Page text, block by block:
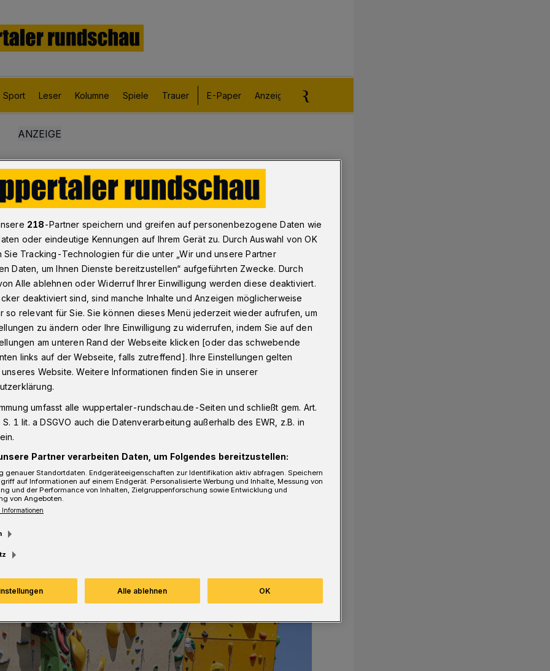
Sport Leser Kolumne Spiele Trauer E-Paper Anzeigen aufgeben
der „Wupperwände“ eingeweiht​
eingeweiht
1/22
218-Partner speichern und greifen auf personenbezogene Daten wie
oder eindeutige Kennungen auf Ihrem Gerät zu. Durch Auswahl von OK
Sie Tracking-Technologien für die unter „Wir und unsere Partner
Daten, um Ihnen Dienste bereitzustellen“ aufgeführten Zwecke. Durch
Alle ablehnen oder Widerruf Ihrer Einwilligung werden diese deaktiviert.
deaktiviert sind, sind manche Inhalte und Anzeigen möglicherweise
so relevant für Sie. Sie können dieses Menü jederzeit wieder aufrufen, um
zu ändern oder Ihre Einwilligung zu widerrufen, indem Sie auf den
am unteren Rand der Webseite klicken [oder das schwebende
links auf der Webseite, falls zutreffend]. Ihre Einstellungen gelten
Website. Weitere Informationen finden Sie in unserer
umfasst alle wuppertaler-rundschau.de-Seiten und schließt gem. Art.
1 lit. a DSGVO auch die Datenverarbeitung außerhalb des EWR, z.B. in
Partner verarbeiten Daten, um Folgendes bereitzustellen:
genauer Standortdaten. Endgeräteeigenschaften zur Identifikation aktiv abfragen. Speichern
auf Informationen auf einem Endgerät. Personalisierte Werbung und Inhalte, Messung von
und der Performance von Inhalten, Zielgruppenforschung sowie Entwicklung und
von Angeboten.
Alle ablehnen OK